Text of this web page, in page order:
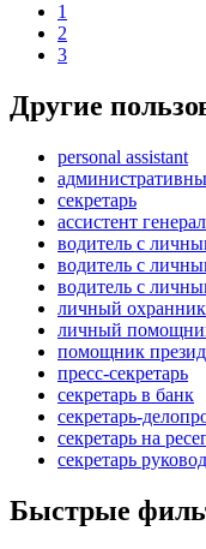
1
2
3
Другие
personal assistant
секретарь
ассистент
водитель с
водитель с
водитель с
личный охранник
личный
помощник
пресс-секретарь
секретарь в банк
секретарь-
секретарь на
секретарь
Быстрые